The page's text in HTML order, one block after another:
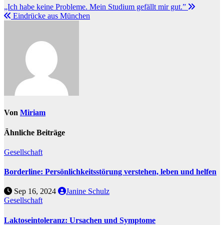
„Ich habe keine Probleme. Mein Studium gefällt mir gut.”
Eindrücke aus München
Von Miriam
Ähnliche Beiträge
Gesellschaft
Borderline: Persönlichkeitsstörung verstehen, leben und helfen
Sep 16, 2024
Janine Schulz
Gesellschaft
Laktoseintoleranz: Ursachen und Symptome